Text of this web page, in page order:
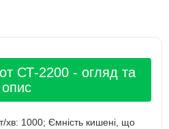
СТ-2200 - огляд та
опис
хв: 1000; Ємність кишені, що